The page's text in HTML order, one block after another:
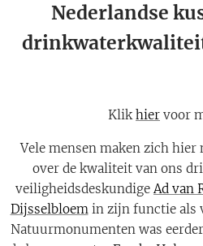
Nederlandse
Klikhier voor
Vele mensen maken zich hier
over de kwaliteit van ons
veiligheidsdeskundigeAd van
Dijsselbloemin zijn functie als
Natuurmonumenten was